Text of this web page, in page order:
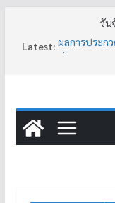
วัน
Latest: ผลการประก
ประกาศหยุด